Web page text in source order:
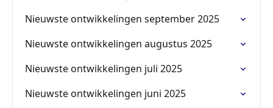
Nieuwste ontwikkelingen september 2025
Nieuwste ontwikkelingen augustus 2025
Nieuwste ontwikkelingen juli 2025
Nieuwste ontwikkelingen juni 2025